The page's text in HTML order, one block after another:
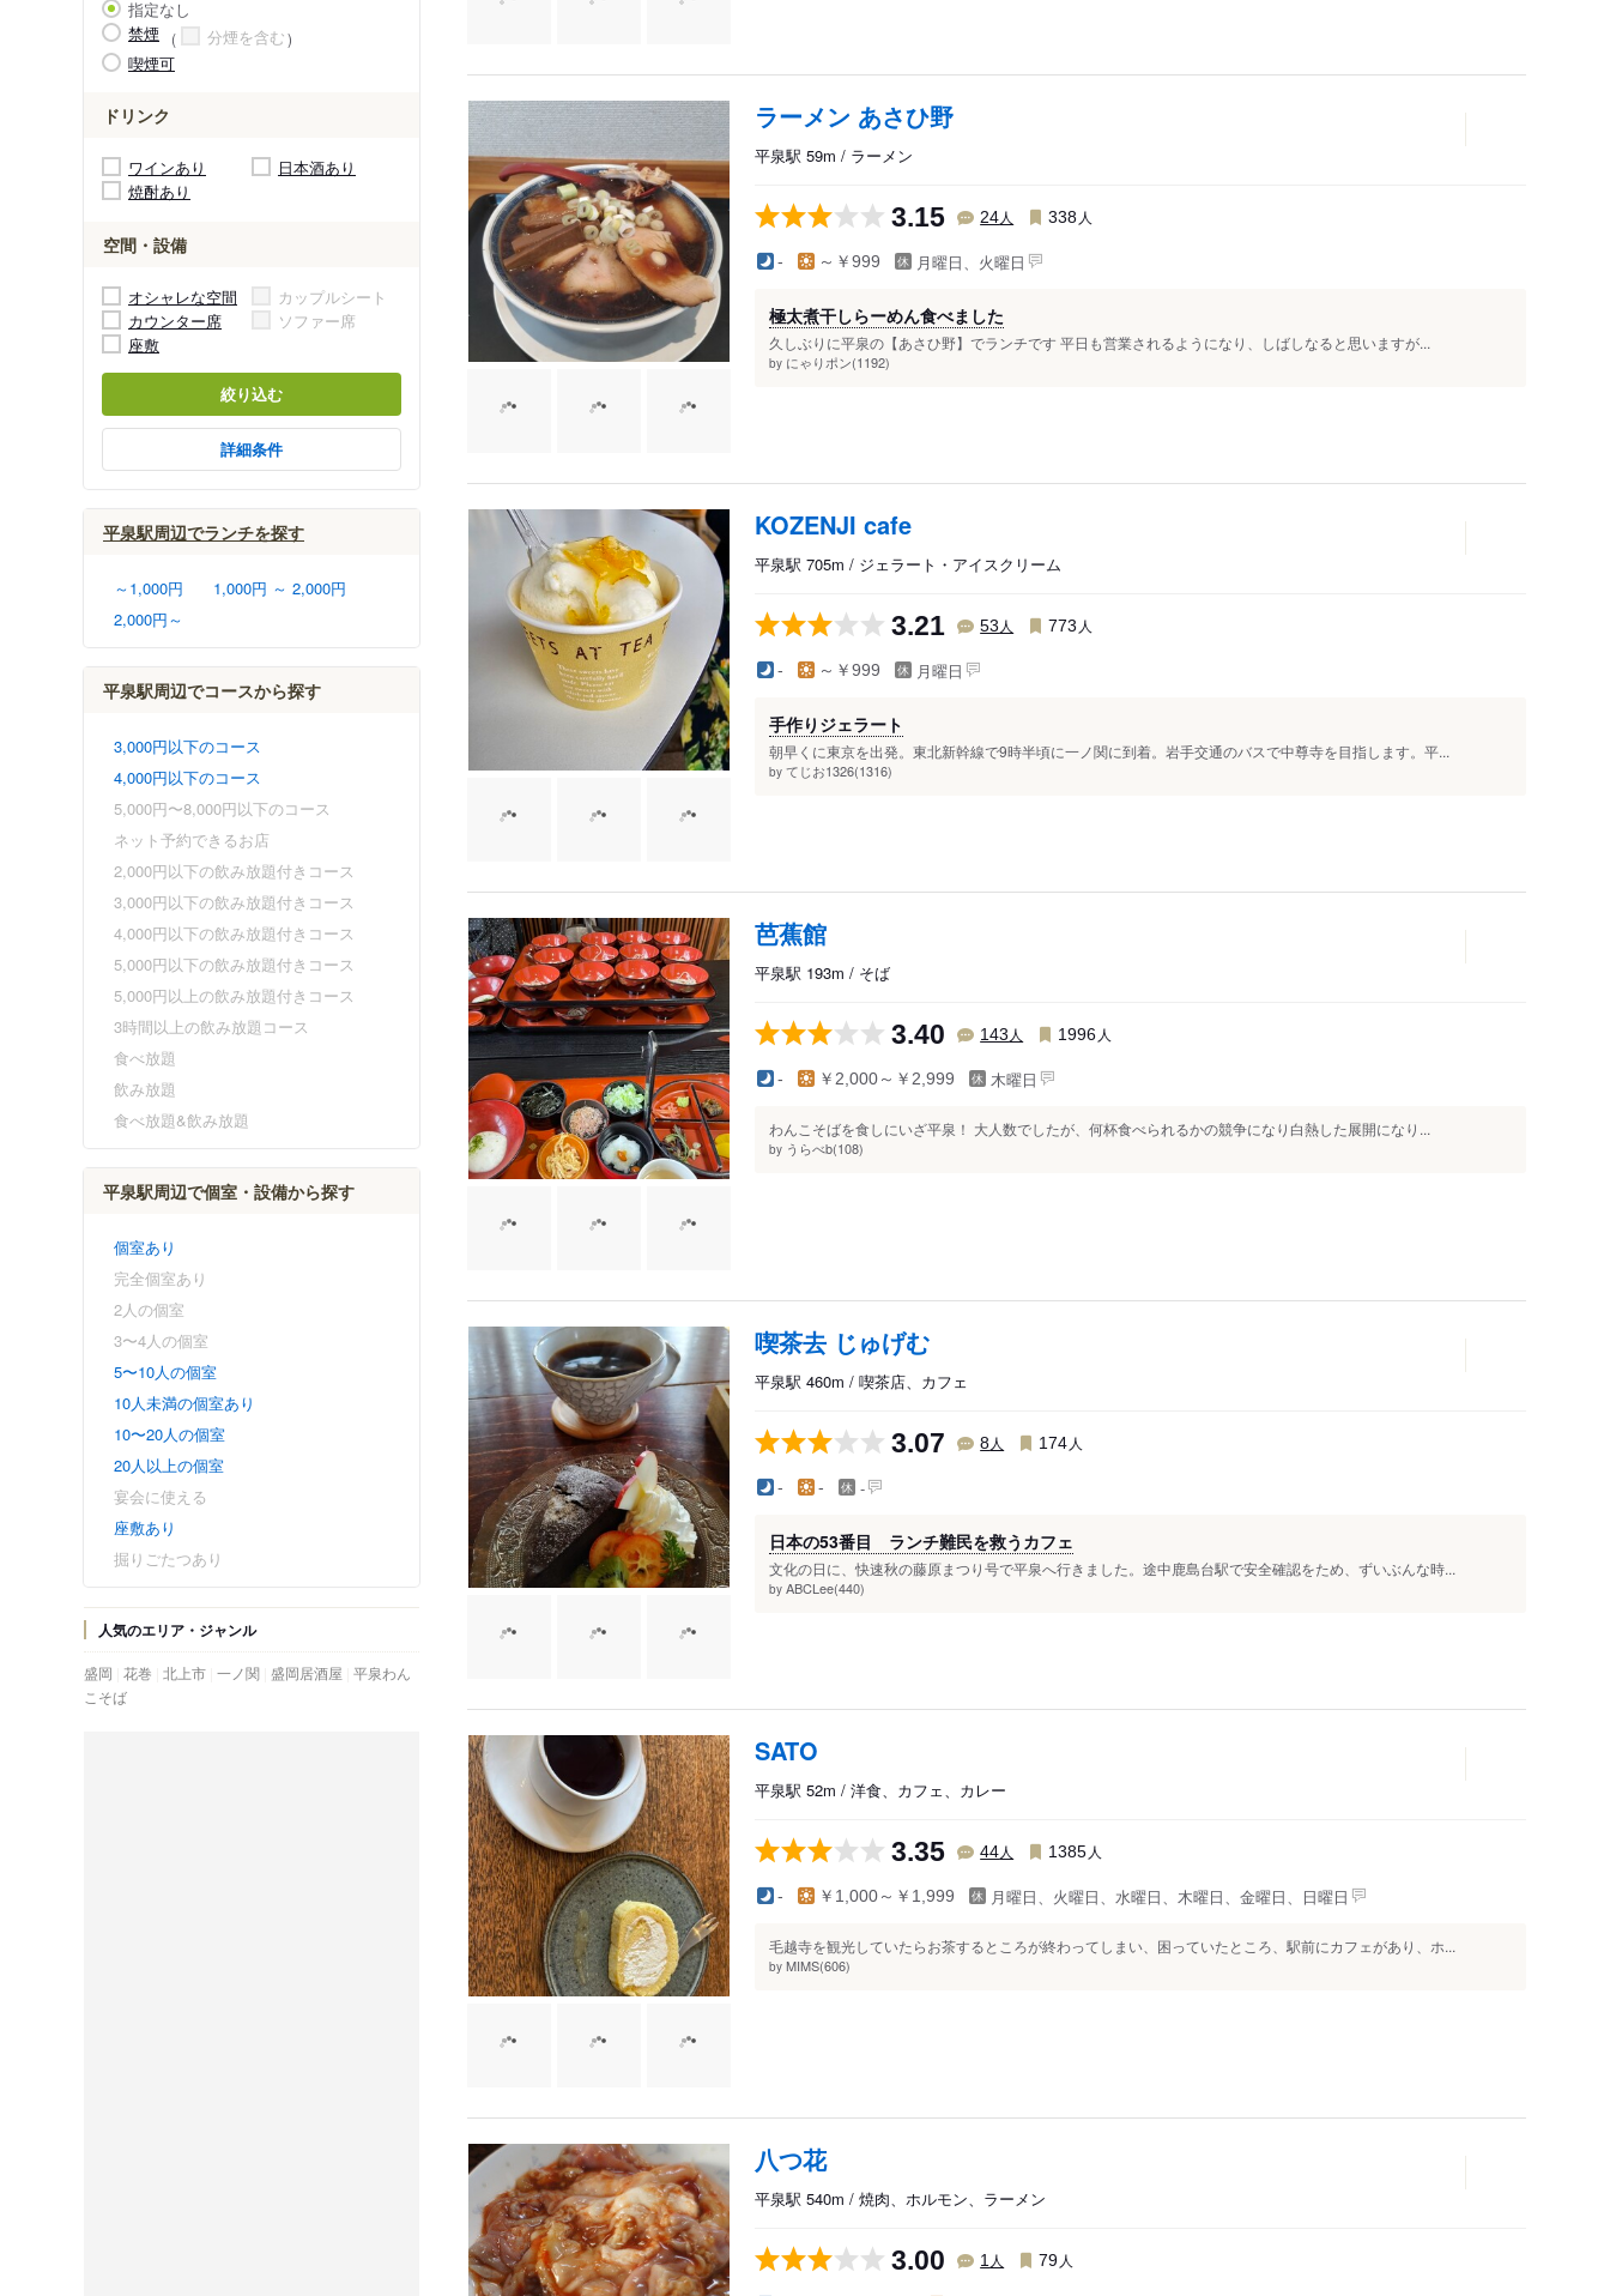
指定なし
禁煙
分煙を含む
喫煙可
ドリンク
ワインあり
日本酒あり
焼酎あり
空間・設備
オシャレな空間
カップルシート
カウンター席
ソファー席
座敷
絞り込む
詳細条件
平泉駅周辺でランチを探す
～1,000円
1,000円 ～ 2,000円
2,000円～
平泉駅周辺でコースから探す
3,000円以下のコース
4,000円以下のコース
5,000円〜8,000円以下のコース
ネット予約できるお店
2,000円以下の飲み放題付きコース
3,000円以下の飲み放題付きコース
4,000円以下の飲み放題付きコース
5,000円以下の飲み放題付きコース
5,000円以上の飲み放題付きコース
3時間以上の飲み放題コース
食べ放題
飲み放題
食べ放題&飲み放題
平泉駅周辺で個室・設備から探す
個室あり
完全個室あり
2人の個室
3〜4人の個室
5〜10人の個室
10人未満の個室あり
10〜20人の個室
20人以上の個室
宴会に使える
座敷あり
掘りごたつあり
人気のエリア・ジャンル
盛岡 花巻 北上市 一ノ関 盛岡居酒屋 平泉わん
こそば
ラーメン あさひ野
平泉駅 59m / ラーメン
3.15 24人 338 人
- ～￥999 月曜日、火曜日
極太煮干しらーめん食べました
久しぶりに平泉の【あさひ野】でランチです 平日も営業されるようになり、しばしなると思いますが...
by にゃりポン(1192)
KOZENJI cafe
平泉駅 705m / ジェラート・アイスクリーム
3.21 53 人 773 人
- ～￥999 月曜日
手作りジェラート
朝早くに東京を出発。東北新幹線で9時半頃に一ノ関に到着。岩手交通のバスで中尊寺を目指します。平...
by てじお1326(1316)
芭蕉館
平泉駅 193m / そば
3.40 143 人 1996 人
- ￥2,000～￥2,999 木曜日
わんこそばを食しにいざ平泉！ 大人数でしたが、何杯食べられるかの競争になり白熱した展開になり...
by うらべb(108)
喫茶去 じゅげむ
平泉駅 460m / 喫茶店、カフェ
3.07 8人 174 人
- - -
日本の53番目 ランチ難民を救うカフェ
文化の日に、快速秋の藤原まつり号で平泉へ行きました。途中鹿島台駅で安全確認をため、ずいぶんな時...
by ABCLee(440)
SATO
平泉駅 52m / 洋食、カフェ、カレー
3.35 44人 1385 人
- ￥1,000～￥1,999 月曜日、火曜日、水曜日、木曜日、金曜日、日曜日
毛越寺を観光していたらお茶するところが終わってしまい、困っていたところ、駅前にカフェがあり、ホ...
by MIMS(606)
八つ花
平泉駅 540m / 焼肉、ホルモン、ラーメン
3.00 1 人 79 人